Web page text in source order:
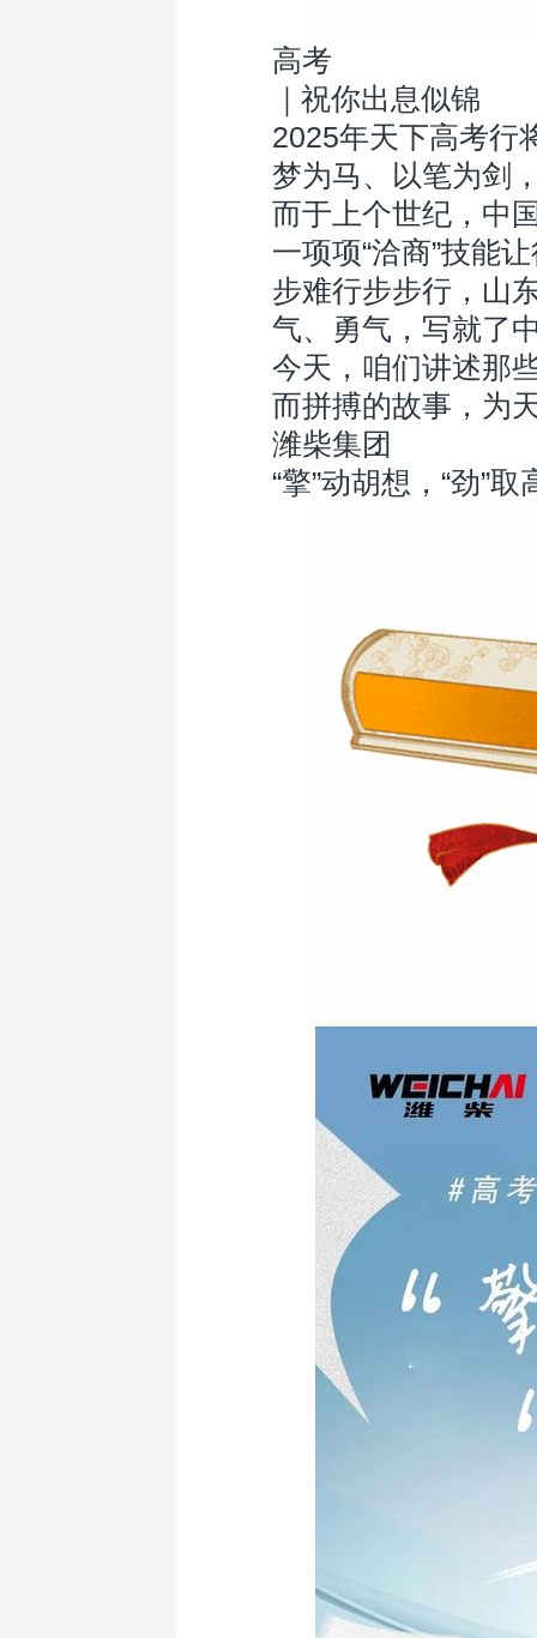
高考
｜祝你出息似锦
2025年天下高考行
梦为马、以笔为剑
而于上个世纪，中
一项项“洽商”技能
步难行步步行，山
气、勇气，写就了
今天，咱们讲述那
而拼搏的故事，为
潍柴集团
“擎”动胡想，“劲”取